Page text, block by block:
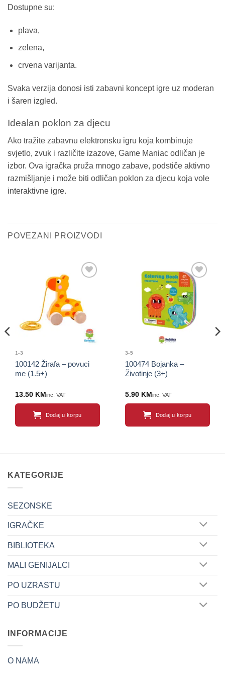
Dostupne su:
plava,
zelena,
crvena varijanta.
Svaka verzija donosi isti zabavni koncept igre uz moderan
i šaren izgled.
Idealan poklon za djecu
Ako tražite zabavnu elektronsku igru koja kombinuje
svjetlo, zvuk i različite izazove, Game Maniac odličan je
izbor. Ova igračka pruža mnogo zabave, podstiče aktivno
razmišljanje i može biti odličan poklon za djecu koja vole
interaktivne igre.
POVEZANI PROIZVODI
1-3
100142 Žirafa – povuci
me (1.5+)
13.50 KM inc. VAT
Dodaj u korpu
Sačuvaj
proizvod
3-5
100474 Bojanka –
Životinje (3+)
5.90 KM inc. VAT
Dodaj u korpu
KATEGORIJE
SEZONSKE
IGRAČKE
BIBLIOTEKA
MALI GENIJALCI
PO UZRASTU
PO BUDŽETU
INFORMACIJE
O NAMA